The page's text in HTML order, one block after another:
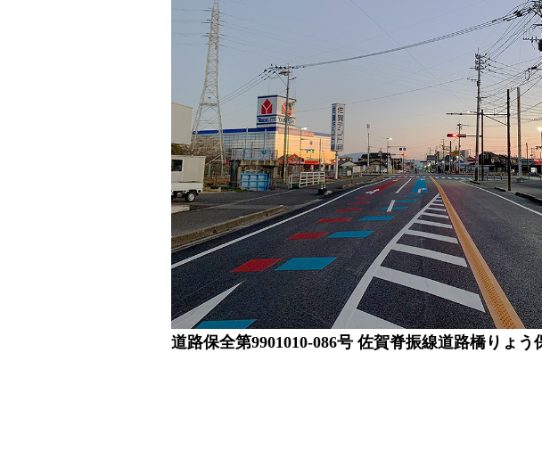
道路保全第9901010-086号 佐賀脊振線道路橋りょ